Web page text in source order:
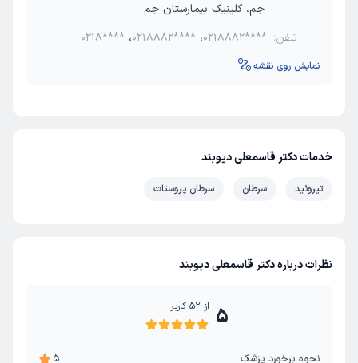
جم، کلینیک بیمارستان جم
تلفن:
0218**** ،0218882**** ،0218882****
نمایش روی نقشه
خدمات دکتر قاسمعلی دیوبند
تیروئید سرطان سرطان پروستات
نظرات درباره دکتر قاسمعلی دیوبند
5 از 52کاربر
نحوه برخورد پزشک 5